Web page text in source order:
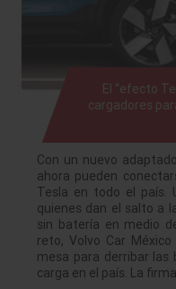
El “efecto
cargadores
Con un nuevo
ahora pueden
Tesla en todo el país.
quienes dan el salto a
sin batería en medio
reto, Volvo Car
mesa para derribar
carga en el país. La